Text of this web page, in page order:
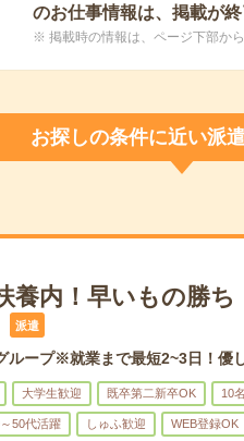
のお仕事情報は、掲載が終
※ 掲載時の情報は、ページ下部から
お探しの条件に近い派
養内！早いもの勝
派遣
ループ※就業まで最短2~3日！優
大学生歓迎 既卒第二新卒OK 10
50代活躍 しゅふ歓迎 WEB登録OK